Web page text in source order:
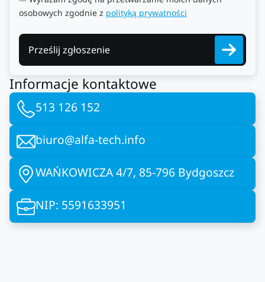
osobowych zgodnie z polityką prywatności
Prześlij zgłoszenie
Informacje kontaktowe
513 126 152
biuro@alfa-tech.info
WAŃKOWICZA 4/7, 85-796 Bydgoszcz
NIP: 5591633951